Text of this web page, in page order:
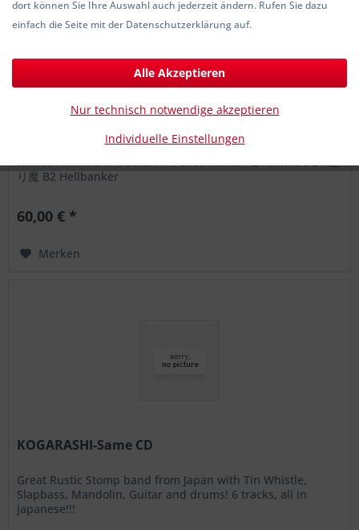
HELLBANKER - Peace Maker 7"EP 2nd Hand! Condition
excellent! ltd. to just 100 copies! But this is a promo copy
without number!! Tracks: A1 Peace Maker A2 Rawhide B1 通
り魔 B2 Hellbanker
60,00 € *
Merken
KOGARASHI-Same CD
Great Rustic Stomp band from Japan with Tin Whistle,
Slapbass, Mandolin, Guitar and drums! 6 tracks, all in
japanese!!!
dort können Sie Ihre Auswahl auch jederzeit ändern. Rufen Sie dazu
einfach die Seite mit der Datenschutzerklärung auf.
Individuelle Einstellungen
Nur technisch notwendige akzeptieren
Alle Akzeptieren